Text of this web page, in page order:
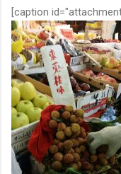
[caption